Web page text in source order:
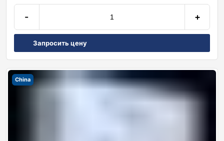
- +
Запросить цену
China